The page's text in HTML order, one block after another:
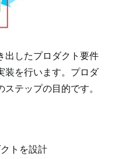
出したプロダクト要件
装を行います。プロダ
テップの目的です。
トを設計